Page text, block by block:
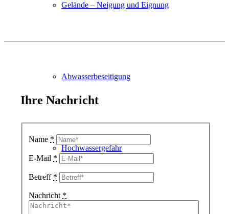
Gelände – Neigung und Eignung
Abwasserbeseitigung
Hochwassergefahr
Ihre Nachricht
Name *
E-Mail *
Betreff *
Nachricht *